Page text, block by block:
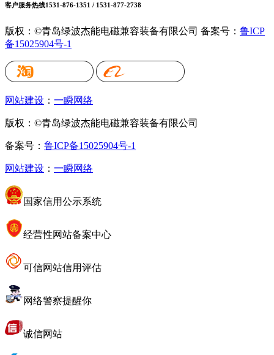
客户服务热线1531-876-1351 / 1531-877-2738
版权：©青岛绿波杰能电磁兼容装备有限公司 备案号： 鲁ICP
备15025904号-1
网站建设 ： 一瞬网络
版权：©青岛绿波杰能电磁兼容装备有限公司
备案号： 鲁ICP备15025904号-1
网站建设 ： 一瞬网络
国家信用公示系统
经营性网站备案中心
可信网站信用评估
网络警察提醒你
诚信网站